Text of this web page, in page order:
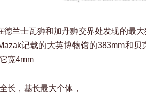
兰士瓦狮和加丹狮交界处发现的最
记载的大英博物馆的383mm和
宽4mm
长，基长最大个体，